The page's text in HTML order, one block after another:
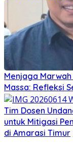
Menjaga
Massa: Refleksi
Tim Dosen
untuk Mitigasi
di Amarasi Timur